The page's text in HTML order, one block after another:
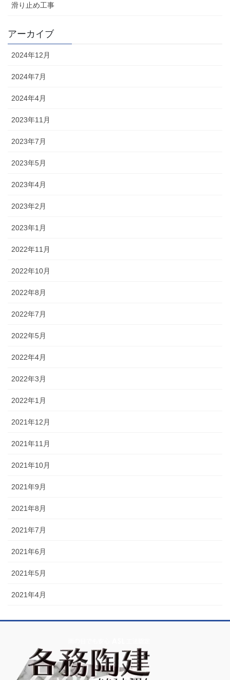
滑り止め工事
アーカイブ
2024年12月
2024年7月
2024年4月
2023年11月
2023年7月
2023年5月
2023年4月
2023年2月
2023年1月
2022年11月
2022年10月
2022年8月
2022年7月
2022年5月
2022年4月
2022年3月
2022年1月
2021年12月
2021年11月
2021年10月
2021年9月
2021年8月
2021年7月
2021年6月
2021年5月
2021年4月